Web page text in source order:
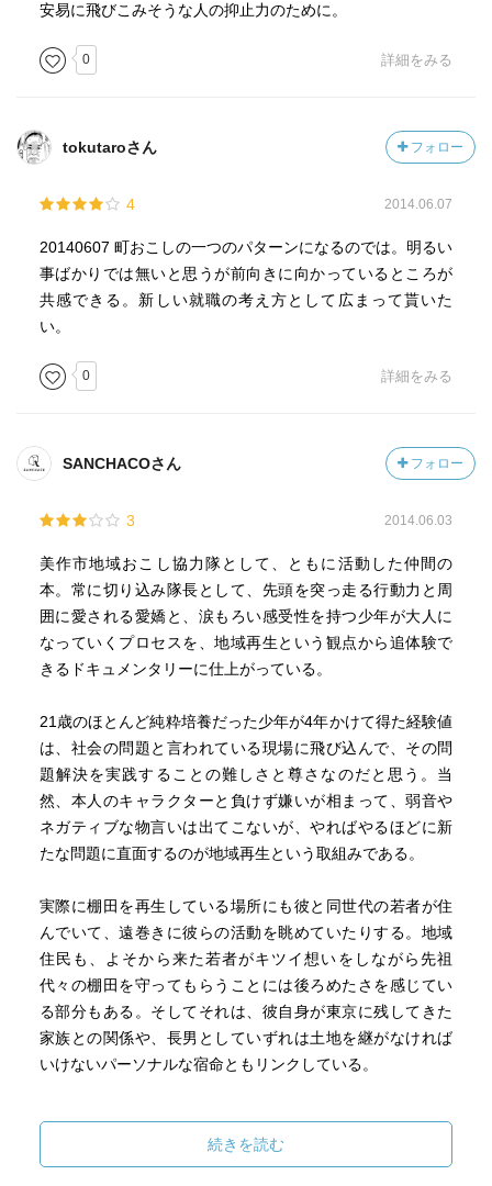
安易に飛びこみそうな人の抑止力のために。
0 詳細をみる
tokutaroさん フォロー
4 2014.06.07
20140607 町おこしの一つのパターンになるのでは。明るい
事ばかりでは無いと思うが前向きに向かっているところが
共感できる。新しい就職の考え方として広まって貰いた
い。
0 詳細をみる
SANCHACOさん フォロー
3 2014.06.03
美作市地域おこし協力隊として、ともに活動した仲間の
本。常に切り込み隊長として、先頭を突っ走る行動力と周
囲に愛される愛嬌と、涙もろい感受性を持つ少年が大人に
なっていくプロセスを、地域再生という観点から追体験で
きるドキュメンタリーに仕上がっている。
21歳のほとんど純粋培養だった少年が4年かけて得た経験値
は、社会の問題と言われている現場に飛び込んで、その問
題解決を実践することの難しさと尊さなのだと思う。当
然、本人のキャラクターと負けず嫌いが相まって、弱音や
ネガティブな物言いは出てこないが、やればやるほどに新
たな問題に直面するのが地域再生という取組みである。
実際に棚田を再生している場所にも彼と同世代の若者が住
んでいて、遠巻きに彼らの活動を眺めていたりする。地域
住民も、よそから来た若者がキツイ想いをしながら先祖
代々の棚田を守ってもらうことには後ろめたさを感じてい
る部分もある。そしてそれは、彼自身が東京に残してきた
家族との関係や、長男としていずれは土地を継がなければ
いけないパーソナルな宿命ともリンクしている。
と、近い将来彼が直面するであろうパーソナルな課題。そ
このバランスをどのように取っていくかは彼本人の独特な
続きを読む